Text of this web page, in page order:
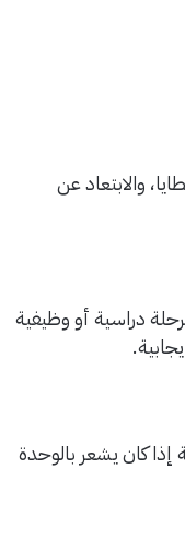
والابتعاد عن
دراسية أو وظيفية
إذا كان يشعر بالوحدة